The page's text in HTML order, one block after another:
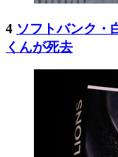
4 ソフトバンク・
くんが死去